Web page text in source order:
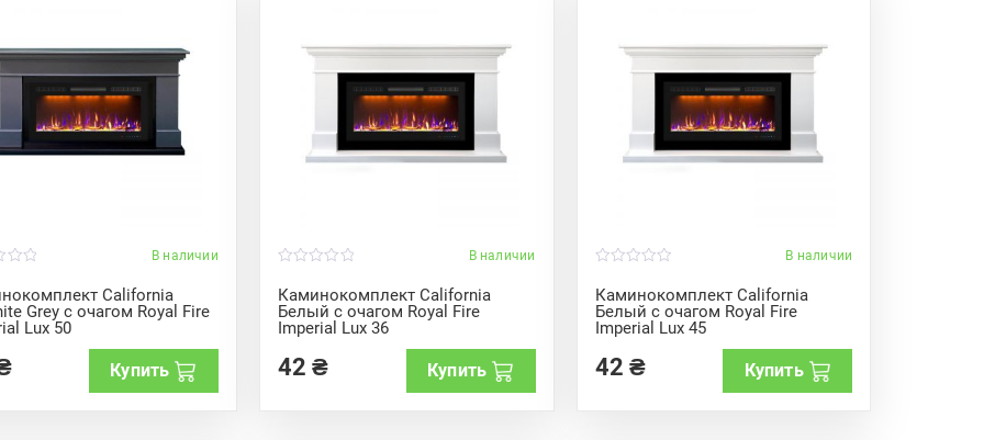
В наличии
California
Grey с очагом Royal Fire
Lux 50
Купить
В наличии
Каминокомплект California
Белый с очагом Royal Fire
Imperial Lux 36
o
u
t
o
42₴ Купить
В наличии
Каминокомплект California
Белый с очагом Royal Fire
Imperial Lux 45
o
u
t
o
42₴ Купить